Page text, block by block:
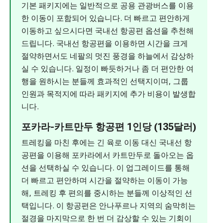
기본 패키지에는 일반적으로 공용 관광버스를 이용
한 이동이 포함되어 있습니다. 더 빠르고 편안하게
이동하고 싶으시다면 국내선 항공편 옵션을 추천해
드립니다. 국내선 항공편을 이용하면 시간을 크게
절약하면서도 네팔의 멋진 풍경을 하늘에서 감상하
실 수 있습니다. 일정이 빠듯하거나 좀 더 편안한 여
행을 원하시는 분들께 효과적인 선택지이며, 그룹
인원과 목적지에 따라 패키지에 추가 비용이 발생합
니다.
포카라-카트만두 항공편 1인당 (135달러)
트레킹을 마친 후에는 긴 육로 이동 대신 국내선 항
공편을 이용해 포카라에서 카트만두로 돌아오는 옵
션을 선택하실 수 있습니다. 이 업그레이드를 통해
더 빠르고 편안하며 시간을 절약하는 이동이 가능
해, 트레킹 후 편의를 중시하는 분들께 이상적인 선
택입니다. 이 항공편은 안나푸르나 지역의 숨막히는
절경을 마지막으로 한 번 더 감상할 수 있는 기회이